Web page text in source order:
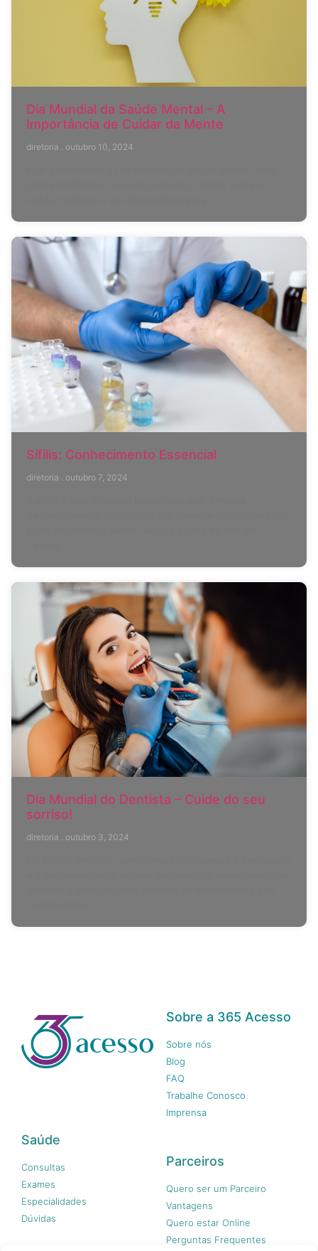
Dia Mundial da Saúde Mental – A
Importância de Cuidar da Mente
diretoria outubro 10, 2024
Sífilis: Conhecimento Essencial
diretoria outubro 7, 2024
Dia Mundial do Dentista – Cuide do seu
sorriso!
diretoria outubro 3, 2024
Sobre a 365 Acesso
Sobre nós
Blog
FAQ
Trabalhe Conosco
Imprensa
Saúde
Consultas
Exames
Especialidades
Dúvidas
Parceiros
Quero ser um Parceiro
Vantagens
Quero estar Online
Perguntas Frequentes